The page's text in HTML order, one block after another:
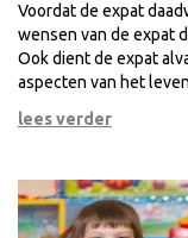
Voordat de expat
wensen van de expat
Ook dient de expat
aspecten van het
lees verder